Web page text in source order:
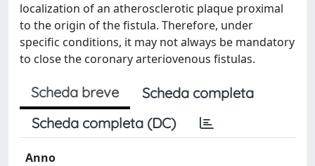
localization of an atherosclerotic plaque proximal
to the origin of the fistula. Therefore, under
specific conditions, it may not always be mandatory
to close the coronary arteriovenous fistulas.
Scheda breve
Scheda completa
Scheda completa (DC)
Anno